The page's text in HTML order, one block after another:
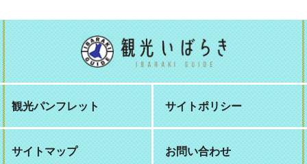
観光パンフレット サイトポリシー
サイトマップ お問い合わせ